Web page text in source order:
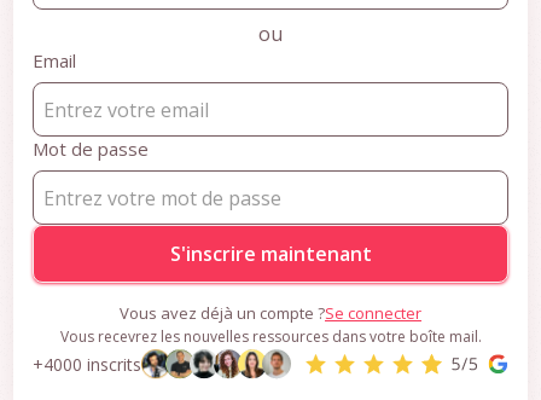
ou
Email
Mot de passe
Vous avez déjà un compte ?Se connecter
Vous recevrez les nouvelles ressources dans votre boîte mail.
+4000 inscrits
Loewi
6 minutes
CONTENU RÉSERVÉ AUX MEMBRES
PREMIUM
Inscrivez-vous pour accéder
aux ressources premium